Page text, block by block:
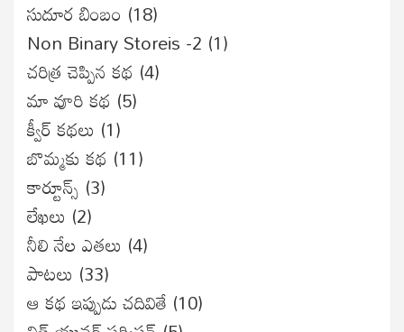
సుదూర బింబం (18)
Non Binary Storeis -2 (1)
చరిత్ర చెప్పిన కథ (4)
మా వూరి కథ (5)
క్వీర్ కథలు (1)
బొమ్మకు కథ (11)
కార్టూన్స్ (3)
లేఖలు (2)
నీలి నేల ఎతలు (4)
పాటలు (33)
ఆ కథ ఇప్పుడు చదివితే (10)